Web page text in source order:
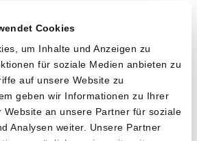
Cookies
um Inhalte und Anzeigen zu
für soziale Medien anbieten zu
auf unsere Website zu
geben wir Informationen zu Ihrer
Website an unsere Partner für soziale
Analysen weiter. Unsere Partner
dieses Pestos ohne
aus.
Peperoni passt wunderbar zu
Busiate, Tagliatelle oder
keine
!
werden, wenn
machen